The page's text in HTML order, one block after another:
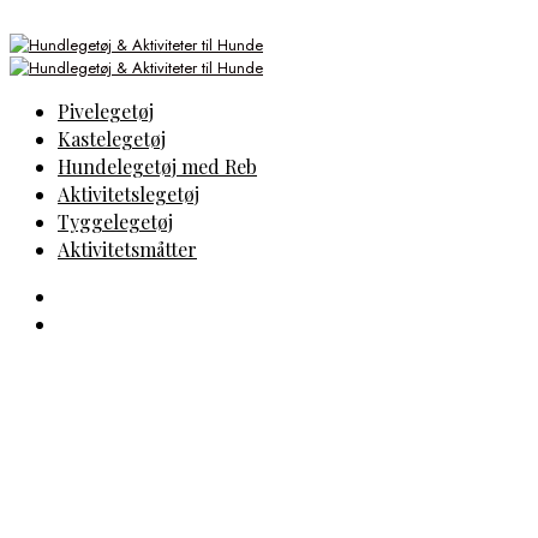
Pivelegetøj
Kastelegetøj
Hundelegetøj med Reb
Aktivitetslegetøj
Tyggelegetøj
Aktivitetsmåtter